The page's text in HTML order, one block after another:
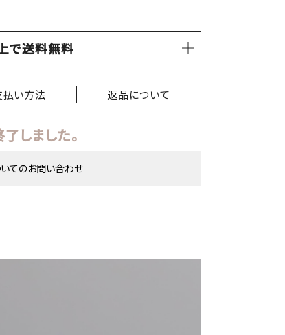
で送料無料
払い方法 返品について
しました。
てのお問い合わせ